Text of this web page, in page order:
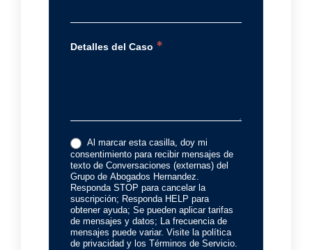
Detalles del Caso *
Al marcar esta casilla, doy mi
consentimiento para recibir mensajes de
texto de Conversaciones (externas) del
Grupo de Abogados Hernandez.
Responda STOP para cancelar la
suscripción; Responda HELP para
obtener ayuda; Se pueden aplicar tarifas
de mensajes y datos; La frecuencia de
mensajes puede variar. Visite la política
de privacidad y los Términos de Servicio.